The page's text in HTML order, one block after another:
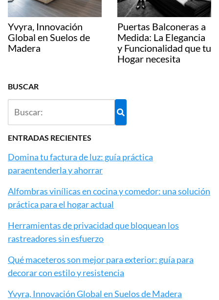
Yvyra, Innovación
Global en Suelos de
Madera
Puertas Balconeras a
Medida: La Elegancia
y Funcionalidad que tu
Hogar necesita
BUSCAR
ENTRADAS RECIENTES
Domina tu factura de luz: guía práctica
paraentenderla y ahorrar
Alfombras vinílicas en cocina y comedor: una solución
práctica para el hogar actual
Herramientas de privacidad que bloquean los
rastreadores sin esfuerzo
Qué maceteros son mejor para exterior: guía para
decorar con estilo y resistencia
Yvyra, Innovación Global en Suelos de Madera